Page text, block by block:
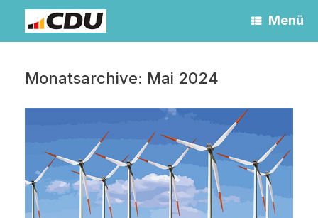
springen
Menü
Monatsarchive: Mai 2024